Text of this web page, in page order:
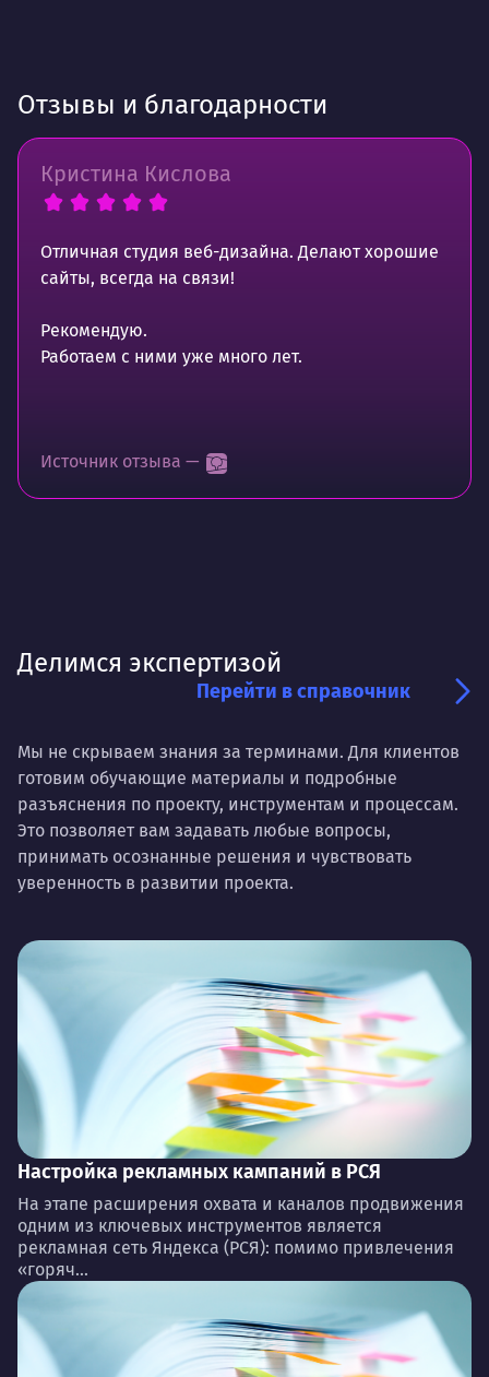
Отзывы и благодарности
Кристина Кислова
Отличная студия веб-дизайна. Делают хорошие
сайты, всегда на связи!
Рекомендую.
Работаем с ними уже много лет.
Источник отзыва —
Делимся экспертизой
Перейти в справочник
Мы не скрываем знания за терминами. Для клиентов
готовим обучающие материалы и подробные
разъяснения по проекту, инструментам и процессам.
Это позволяет вам задавать любые вопросы,
принимать осознанные решения и чувствовать
уверенность в развитии проекта.
Настройка рекламных кампаний в РСЯ
На этапе расширения охвата и каналов продвижения
одним из ключевых инструментов является
рекламная сеть Яндекса (РСЯ): помимо привлечения
«горяч...